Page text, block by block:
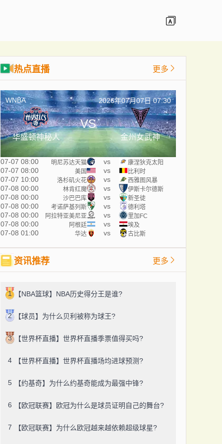
热点直播 更多
WNBA 2026年07月07日 07:30
华盛顿神秘人
VS
金州女武神
07-07 08:00 明尼苏达天猫 vs 康涅狄克太阳
07-07 08:00 美国 vs 比利时
07-07 10:00 洛杉矶火花 vs 西雅图风暴
07-08 00:00 林肯红魔 vs 伊斯卡尔德斯
07-08 00:00 沙巴巴库 vs 新圣徒
07-08 00:00 考诺萨基列斯 vs 德利塔
07-08 00:00 阿拉特亚美尼亚 vs 里加FC
07-08 00:00 阿根廷 vs 埃及
07-08 01:00 华达 vs 古比斯
资讯推荐 更多
1 【NBA篮球】NBA历史得分王是谁?
2 【球员】为什么贝利被称为球王?
3 【世界杯直播】世界杯直播季票值得买吗?
4 【世界杯直播】世界杯直播场均进球预测?
5 【约基奇】为什么约基奇能成为最强中锋?
6 【欧冠联赛】欧冠为什么是球员证明自己的舞台?
7 【欧冠联赛】为什么欧冠越来越依赖超级球星?